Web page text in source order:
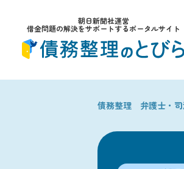
朝日新聞社運営
借金問題の解決をサポートするポータルサイト
債務整理 弁護士・司